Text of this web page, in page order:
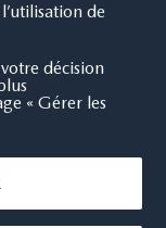
de
décision
« Gérer les